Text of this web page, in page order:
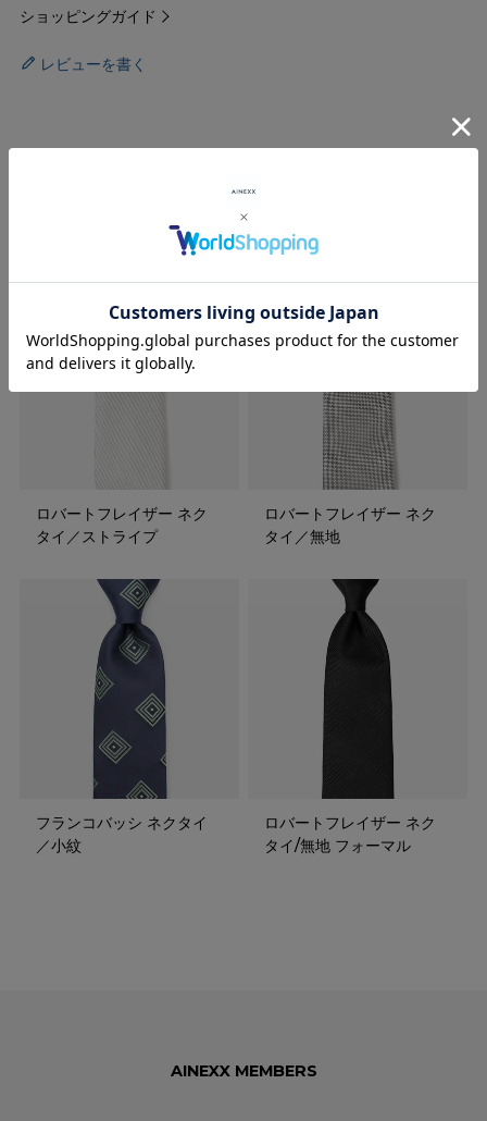
ショッピングガイド
レビューを書く
RECOMMENDED ITEMS
ロバートフレイザー ネク
タイ／ストライプ
ロバートフレイザー ネク
タイ／無地
フランコバッシ ネクタイ
／小紋
ロバートフレイザー ネク
タイ/無地 フォーマル
AINEXX MEMBERS